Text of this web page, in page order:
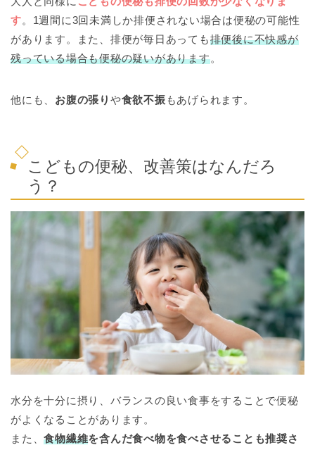
す。1週間に3回未満しか排便されない場合は便秘の可能性
があります。また、排便が毎日あっても排便後に不快感が
残っている場合も便秘の疑いがあります。
他にも、 お腹の張り や食欲不振 もあげられます。
こどもの便秘、改善策はなんだろ
う？
水分を十分に摂り、バランスの良い食事をすることで便秘
がよくなることがあります。
また、食物繊維を含んだ食べ物を食べさせることも推奨さ